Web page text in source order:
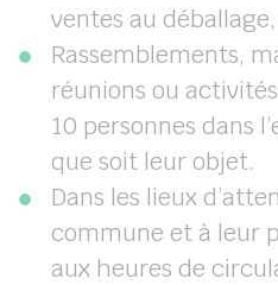
ventes au
Rassemblements,
réunions ou
10 personnes dans
que soit leur objet.
Dans les lieux
commune et à leur
aux heures de